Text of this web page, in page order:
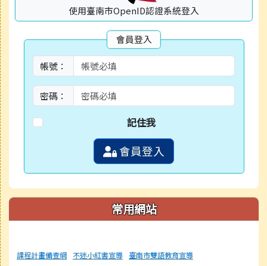
使用臺南市OpenID認證系統登入
會員登入
帳號：
密碼：
記住我
會員登入
常用網站
課程計畫備查網 不迷小紅書宣導 臺南市雙語教育宣導